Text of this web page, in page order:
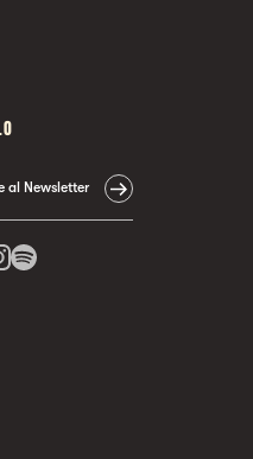
al Newsletter